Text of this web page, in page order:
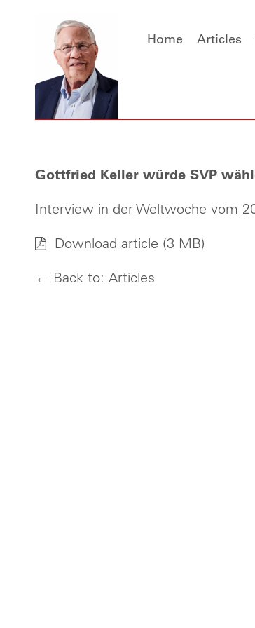
Home Articles
Gottfried Keller würde SVP
Interview in der Weltwoche vom
Download article (3 MB)
← Back to: Articles